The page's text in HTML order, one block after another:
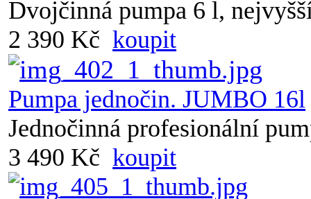
Dvojčinná pumpa 6 l,
2 390 Kč koupit
Pumpa jednočin. JUMBO 16l
Jednočinná profesionální
3 490 Kč koupit